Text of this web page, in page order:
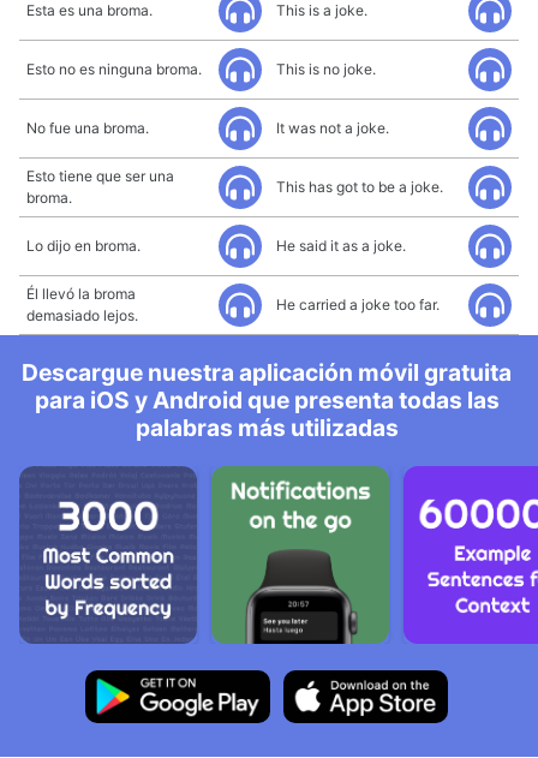
Esta es una broma. This is a joke.
Esto no es ninguna broma. This is no joke.
No fue una broma. It was not a joke.
Esto tiene que ser una
broma.
This has got to be a joke.
Lo dijo en broma. He said it as a joke.
Él llevó la broma
demasiado lejos.
He carried a joke too far.
Descargue nuestra aplicación móvil gratuita
para iOS y Android que presenta todas las
palabras más utilizadas